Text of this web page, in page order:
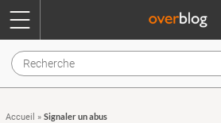
Accueil » Signaler un abus